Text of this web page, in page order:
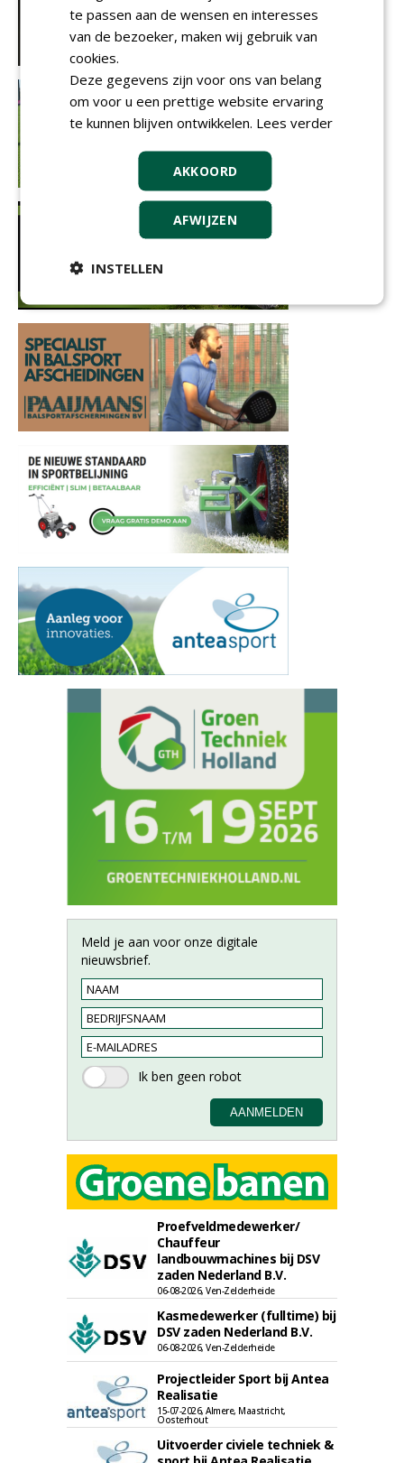
Meld je aan voor onze digitale
nieuwsbrief.
Proefveldmedewerker/
Chauffeur
landbouwmachines bij DSV
zaden Nederland B.V.
06-08-2026, Ven-Zelderheide
Kasmedewerker (fulltime) bij
DSV zaden Nederland B.V.
06-08-2026, Ven-Zelderheide
Projectleider Sport bij Antea
Realisatie
15-07-2026, Almere, Maastricht,
Oosterhout
Uitvoerder civiele techniek &
te passen aan de wensen en interesses
van de bezoeker, maken wij gebruik van
cookies.
Deze gegevens zijn voor ons van belang
om voor u een prettige website ervaring
te kunnen blijven ontwikkelen. Lees verder
AKKOORD
AFWIJZEN
INSTELLEN